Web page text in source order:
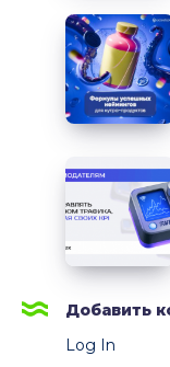
нуля
креативы
Формулы
успешных
неймингов
для
нутра-
Как
перестать
за
трафик
и
достигать
Добавить
Log In